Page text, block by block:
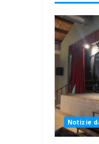
Notizie